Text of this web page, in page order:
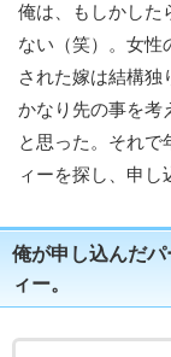
俺は、もしかし
ない（笑）。女性
された嫁は結構独
かなり先の事を考
と思った。それで
ィーを探し、申し
俺が申し込んだ
ィー。